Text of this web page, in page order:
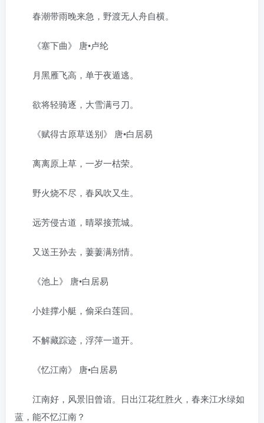
春潮带雨晚来急，野渡无人舟自横。
《塞下曲》 唐•卢纶
月黑雁飞高，单于夜遁逃。
欲将轻骑逐，大雪满弓刀。
《赋得古原草送别》 唐•白居易
离离原上草，一岁一枯荣。
野火烧不尽，春风吹又生。
远芳侵古道，晴翠接荒城。
又送王孙去，萋萋满别情。
《池上》 唐•白居易
小娃撑小艇，偷采白莲回。
不解藏踪迹，浮萍一道开。
《忆江南》 唐•白居易
江南好，风景旧曾谙。日出江花红胜火，春来江水绿如
蓝，能不忆江南？